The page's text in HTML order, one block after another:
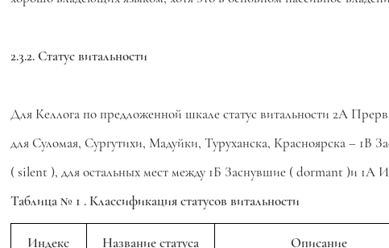
2.3.2. Статус витальности
Для Келлога по предложенной шкале статус витальности 2А
для Суломая, Сургутихи, Мадуйки, Туруханска, Красноярска – 1В
(silent ), для остальных мест между 1Б Заснувшие (dormant )и 1А
Таблица № 1 . Классификация статусов витальности
Индекс Название статуса Описание